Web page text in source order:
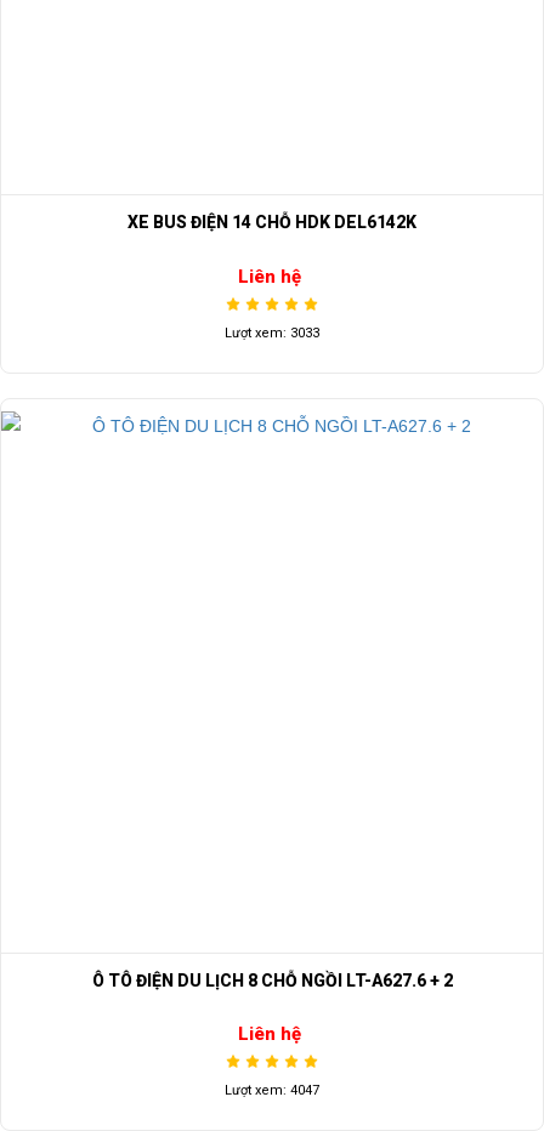
XE BUS ĐIỆN 14 CHỖ HDK DEL6142K
Liên hệ
Lượt xem: 3033
Ô TÔ ĐIỆN DU LỊCH 8 CHỖ NGỒI LT-A627.6 + 2
Liên hệ
Lượt xem: 4047